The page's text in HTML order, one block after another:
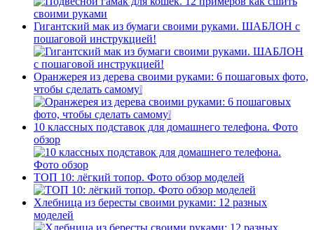
Гигантский мак из бумаги своими руками. ШАБЛОН с
пошаговой инструкцией!
Оранжерея из дерева своими руками: 6 пошаговых фото,
чтобы сделать самому❕
10 классных подставок для домашнего телефона. Фото
обзор
ТОП 10: лёгкий топор. Фото обзор моделей
Хлебница из бересты своими руками: 12 разных
моделей